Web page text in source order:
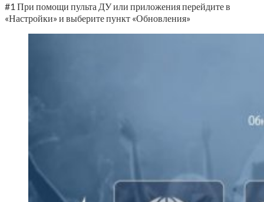
#1 При помощи пульта ДУ или приложения перейдите в
«Настройки» и выберите пункт «Обновления»